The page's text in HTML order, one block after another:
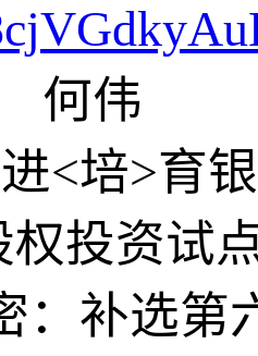
何伟
<培>育
权投资试
补选第